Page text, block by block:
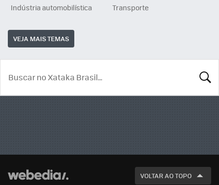
Indústria automobilística
Transporte
VEJA MAIS TEMAS
VOLTAR AO TOPO